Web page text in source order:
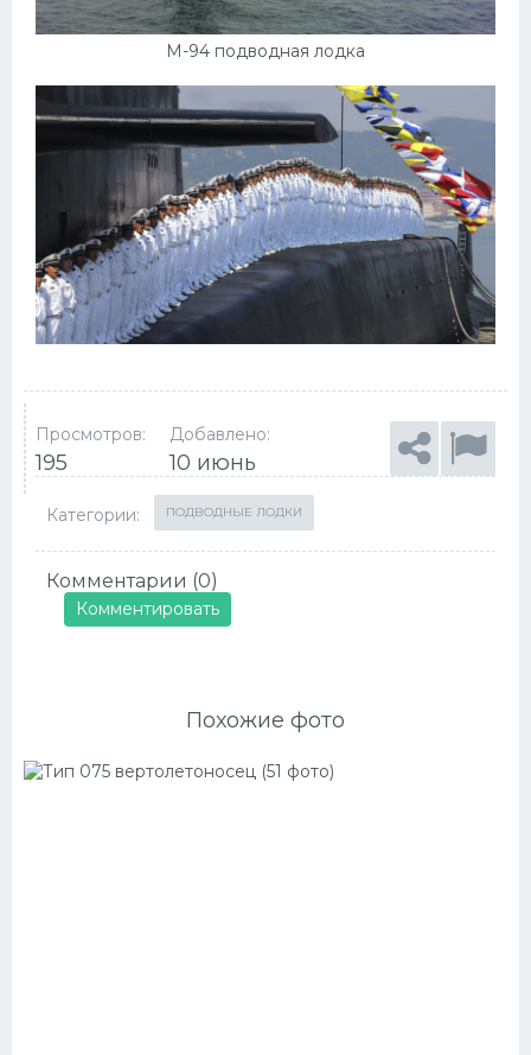
М-94 подводная лодка
Просмотров:
195
Добавлено:
10 июнь
Категории: ПОДВОДНЫЕ ЛОДКИ
Комментарии (0)
Комментировать
Похожие фото